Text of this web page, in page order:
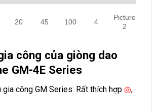
20 45 100 4
Picture
2
công của giòng dao
GM-4E Series
gia công GM Series: Rất thích hợp ◎,